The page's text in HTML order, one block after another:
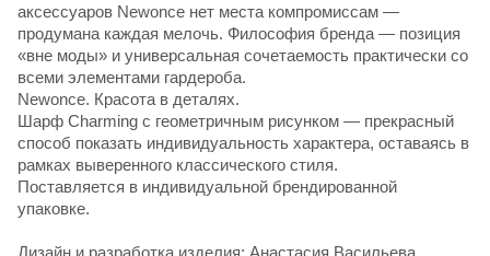
аксессуаров Newonce нет места компромиссам —
продумана каждая мелочь. Философия бренда — позиция
«вне моды» и универсальная сочетаемость практически со
всеми элементами гардероба.
Newonce. Красота в деталях.
Шарф Charming с геометричным рисунком — прекрасный
способ показать индивидуальность характера, оставаясь в
рамках выверенного классического стиля.
Поставляется в индивидуальной брендированной
упаковке.
Дизайн и разработка изделия: Анастасия Васильева.